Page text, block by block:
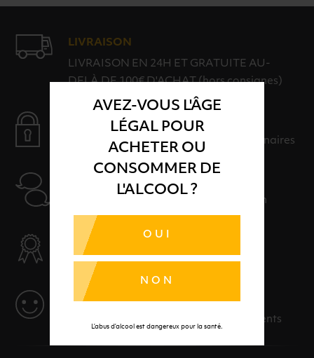
AVEZ-VOUS L'ÂGE
LÉGAL POUR
ACHETER OU
CONSOMMER DE
L'ALCOOL ?
OUI
NON
L’abus d’alcool est dangereux pour la santé.
LIVRAISON
LIVRAISON EN 24H ET GRATUITE AU-
DELÀ DE 100€ D'ACHAT (hors consignes)
PAIEMENT SÉCURISÉ
Payer en toute sérénité avec nos partenaires
Nos conseillers sont à votre disposition
SÉLECTION & QUALITÉ
Des produits sélectionnés avec soins
SERVICE
Des solutions adaptées à vos événements